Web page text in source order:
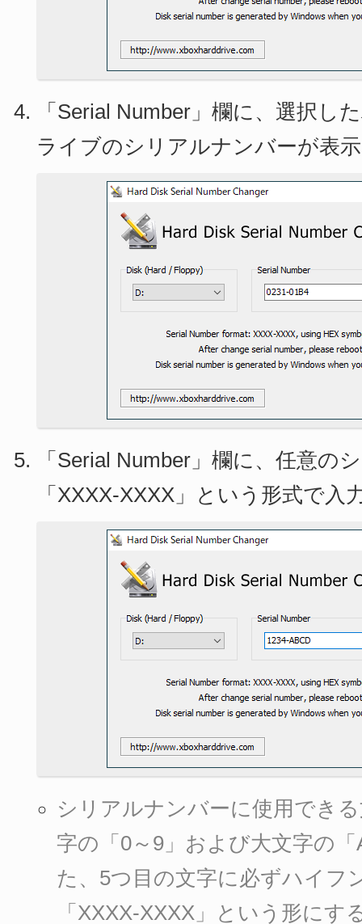
「Serial Number」欄に、選択し
ライブのシリアルナンバーが表
「Serial Number」欄に、任意の
「XXXX-XXXX」という形式で入
シリアルナンバーに使用でき
字の「0～9」および大文字の
た、5つ目の文字に必ずハイフ
「XXXX-XXXX」という形にす